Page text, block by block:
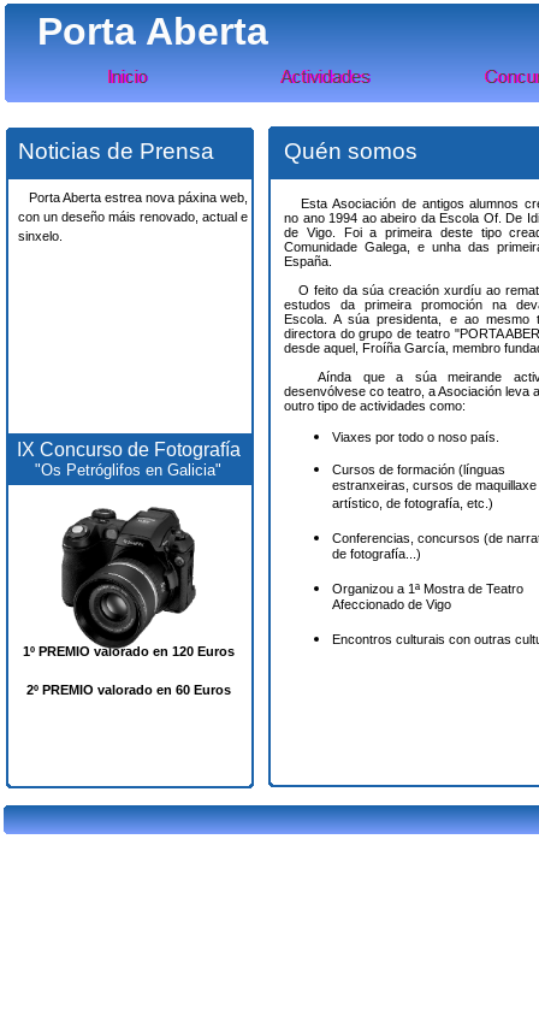
Porta Aberta
Quén somos
Esta Asociación de antigos alumnos
no ano 1994 ao abeiro da Escola Of. De
de Vigo. Foi a primeira deste tipo
Comunidade Galega, e unha das
España.
O feito da súa creación xurdíu ao
estudos da primeira promoción na
Escola. A súa presidenta, e ao mesmo
directora do grupo de teatro "PORTA
desde aquel, Froíña García, membro
Aínda que a súa meirande
desenvólvese co teatro, a Asociación leva
outro tipo de actividades como:
Viaxes por todo o noso país.
Cursos de formación (línguas
estranxeiras, cursos de maquillaxe
artístico, de fotografía, etc.)
Conferencias, concursos (de
de fotografía...)
Organizou a 1ª Mostra de Teatro
Afeccionado de Vigo
Encontros culturais con outras
Noticias de Prensa
Porta Aberta estrea nova páxina web,
con un deseño máis renovado, actual e
sinxelo.
IX Concurso de Fotografía
"Os Petróglifos en Galicia"
1º PREMIO valorado en 120 Euros
2º PREMIO valorado en 60 Euros